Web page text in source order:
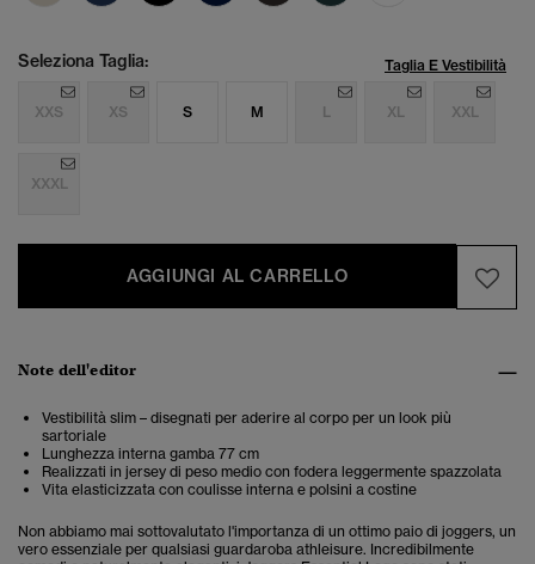
Seleziona Taglia: Taglia E Vestibilità
XXS XS S M L XL XXL
XXXL
AGGIUNGI AL CARRELLO
Note dell'editor
Vestibilità slim – disegnati per aderire al corpo per un look più
sartoriale
Lunghezza interna gamba 77 cm
Realizzati in jersey di peso medio con fodera leggermente spazzolata
Vita elasticizzata con coulisse interna e polsini a costine
Non abbiamo mai sottovalutato l'importanza di un ottimo paio di joggers, un
vero essenziale per qualsiasi guardaroba athleisure. Incredibilmente